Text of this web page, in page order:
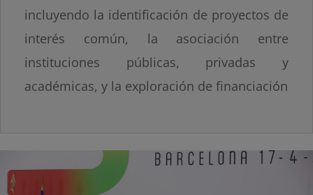
incluyendo la identificación de proyectos de
interés común, la asociación entre
instituciones públicas, privadas y
académicas, y la exploración de financiación